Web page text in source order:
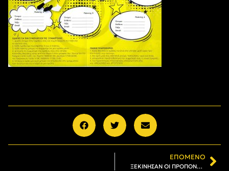
ΕΠΌΜΕΝΟ
ΞΕΚΙΝΗΣΑΝ ΟΙ ΠΡΟΠΟΝΗΣΕΙΣ ΣΤΙΣ ΑΚΑΔΗΜΙΕΣ ΤΟΥ ΧΑΝΤΜΠΟΛ